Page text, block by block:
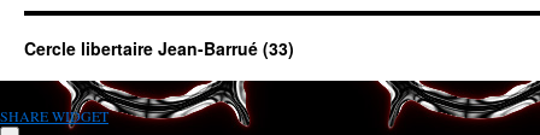
Cercle libertaire Jean-Barrué (33)
SHARE WIDGET